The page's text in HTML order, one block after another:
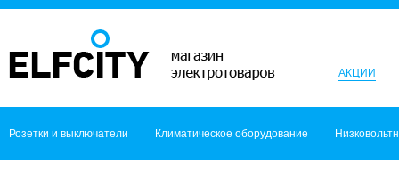
АКЦИИ
Розетки и выключатели Климатическое оборудование